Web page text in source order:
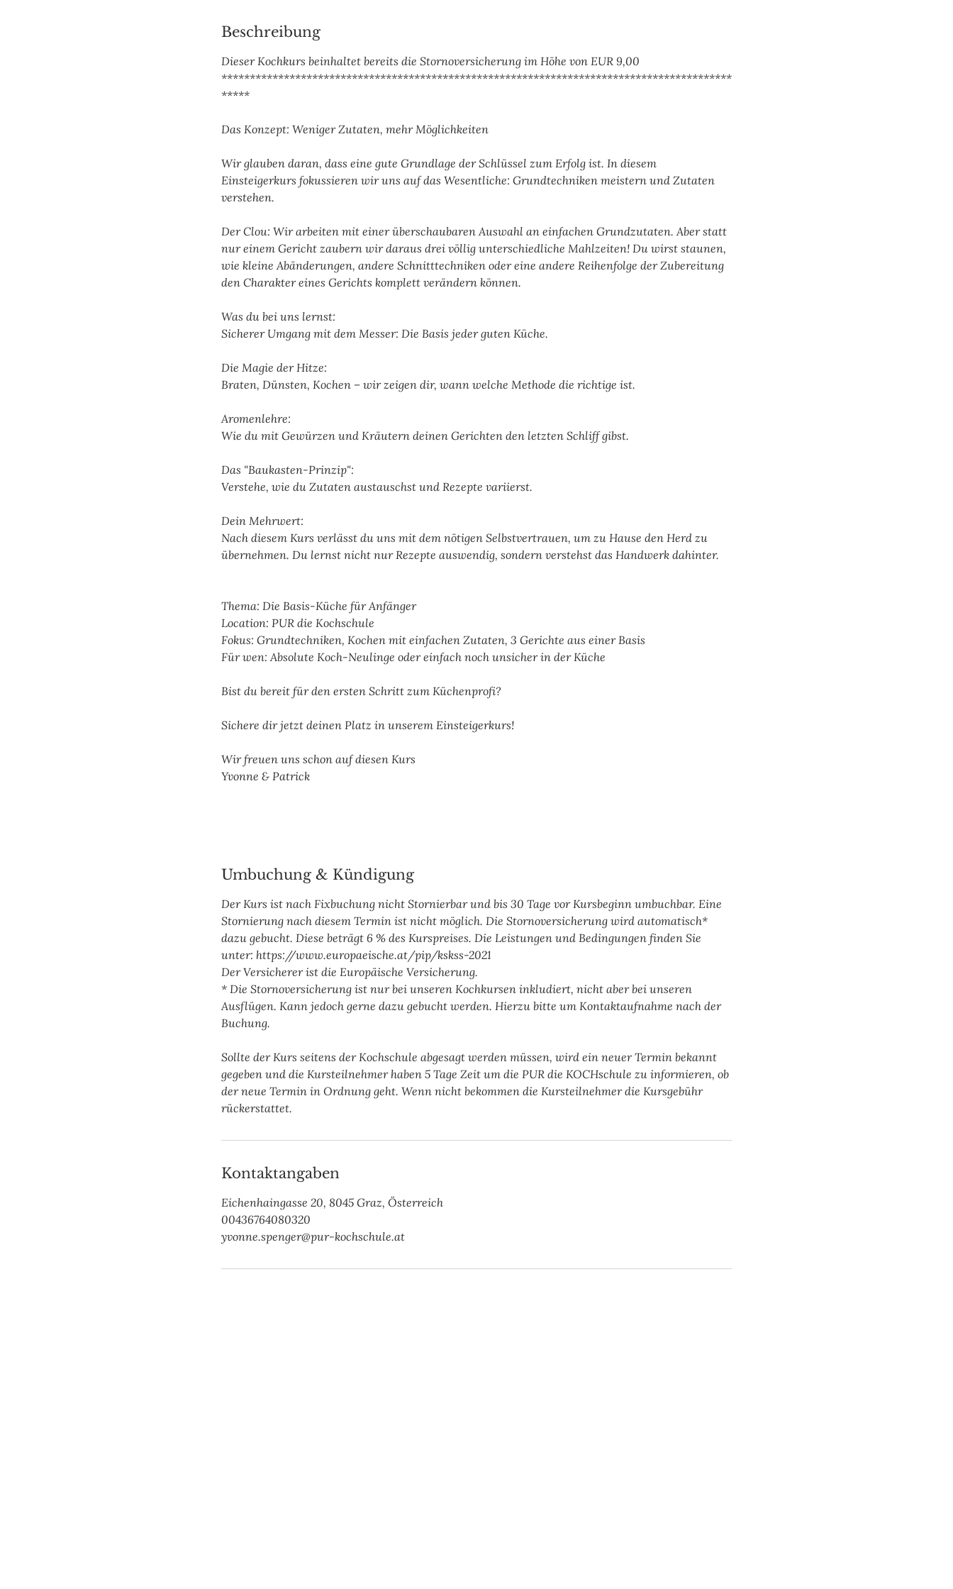
n
e
t
Beschreibung
Dieser Kochkurs beinhaltet bereits die Stornoversicherung im Höhe von EUR 9,00
******************************************************************************************
*****
Das Konzept: Weniger Zutaten, mehr Möglichkeiten
Wir glauben daran, dass eine gute Grundlage der Schlüssel zum Erfolg ist. In diesem
Einsteigerkurs fokussieren wir uns auf das Wesentliche: Grundtechniken meistern und Zutaten
verstehen.
Der Clou: Wir arbeiten mit einer überschaubaren Auswahl an einfachen Grundzutaten. Aber statt
nur einem Gericht zaubern wir daraus drei völlig unterschiedliche Mahlzeiten! Du wirst staunen,
wie kleine Abänderungen, andere Schnitttechniken oder eine andere Reihenfolge der Zubereitung
den Charakter eines Gerichts komplett verändern können.
Was du bei uns lernst:
Sicherer Umgang mit dem Messer: Die Basis jeder guten Küche.
Die Magie der Hitze:
Braten, Dünsten, Kochen – wir zeigen dir, wann welche Methode die richtige ist.
Aromenlehre:
Wie du mit Gewürzen und Kräutern deinen Gerichten den letzten Schliff gibst.
Das "Baukasten-Prinzip":
Verstehe, wie du Zutaten austauschst und Rezepte variierst.
Dein Mehrwert:
Nach diesem Kurs verlässt du uns mit dem nötigen Selbstvertrauen, um zu Hause den Herd zu
übernehmen. Du lernst nicht nur Rezepte auswendig, sondern verstehst das Handwerk dahinter.
Thema: Die Basis-Küche für Anfänger
Location: PUR die Kochschule
Fokus: Grundtechniken, Kochen mit einfachen Zutaten, 3 Gerichte aus einer Basis
Für wen: Absolute Koch-Neulinge oder einfach noch unsicher in der Küche
Bist du bereit für den ersten Schritt zum Küchenprofi?
Sichere dir jetzt deinen Platz in unserem Einsteigerkurs!
Wir freuen uns schon auf diesen Kurs
Yvonne & Patrick
Umbuchung & Kündigung
Der Kurs ist nach Fixbuchung nicht Stornierbar und bis 30 Tage vor Kursbeginn umbuchbar. Eine
Stornierung nach diesem Termin ist nicht möglich. Die Stornoversicherung wird automatisch*
dazu gebucht. Diese beträgt 6 % des Kurspreises. Die Leistungen und Bedingungen finden Sie
unter: https://www.europaeische.at/pip/kskss-2021
Der Versicherer ist die Europäische Versicherung.
* Die Stornoversicherung ist nur bei unseren Kochkursen inkludiert, nicht aber bei unseren
Ausflügen. Kann jedoch gerne dazu gebucht werden. Hierzu bitte um Kontaktaufnahme nach der
Buchung.
Sollte der Kurs seitens der Kochschule abgesagt werden müssen, wird ein neuer Termin bekannt
gegeben und die Kursteilnehmer haben 5 Tage Zeit um die PUR die KOCHschule zu informieren, ob
der neue Termin in Ordnung geht. Wenn nicht bekommen die Kursteilnehmer die Kursgebühr
Kontaktangaben
Eichenhaingasse 20, 8045 Graz, Österreich
00436764080320
yvonne.spenger@pur-kochschule.at